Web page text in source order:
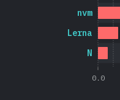
0.0
N
Lerna
nvm